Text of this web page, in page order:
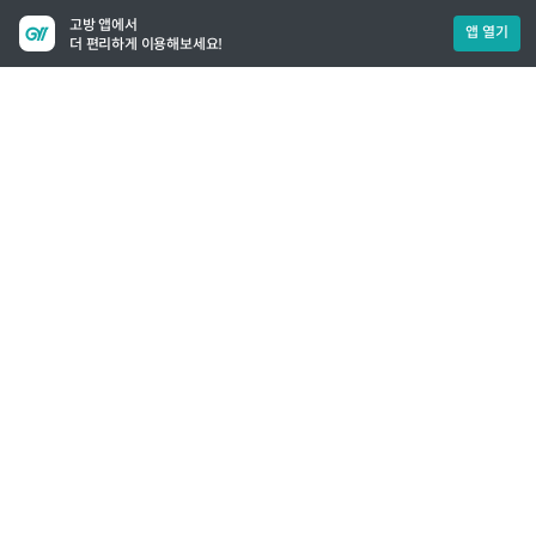
고방 앱에서
더 편리하게 이용해보세요!
앱 열기